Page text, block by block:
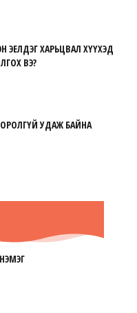
ЭЕЛДЭГ ХАРЬЦВАЛ ХҮҮХЭД
ВЭ?
УДАЖ БАЙНА